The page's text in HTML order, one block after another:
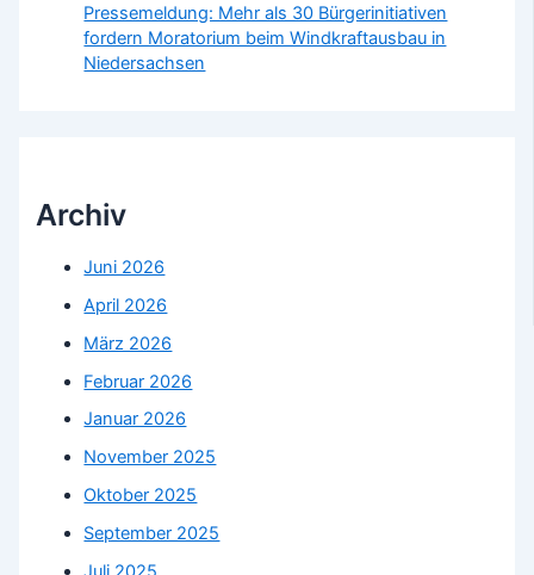
Pressemeldung: Mehr als 30 Bürgerinitiativen
fordern Moratorium beim Windkraftausbau in
Niedersachsen
Archiv
Juni 2026
April 2026
März 2026
Februar 2026
Januar 2026
November 2025
Oktober 2025
September 2025